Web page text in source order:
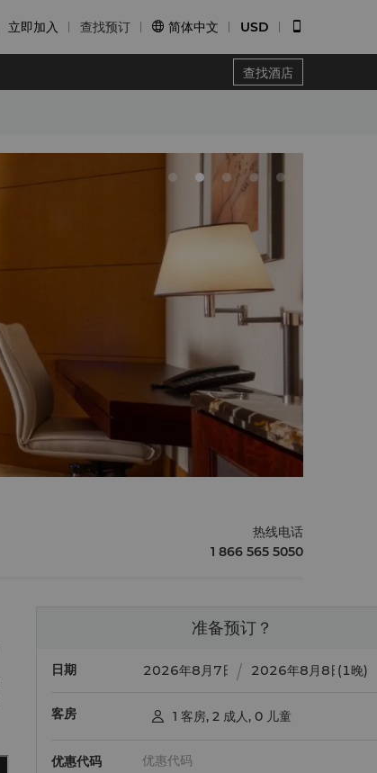
立即加入 查找预订  简体中文 USD
查找酒店
热线电话
1 866 565 5050
准备预订？
日期 (1晚)
客房  1 客房, 2 成人 , 0 儿童
优惠代码